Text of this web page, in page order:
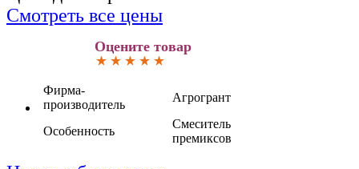
Смотреть все цены
Оцените товар
Фирма-
производитель
Агрогрант
Особенность
Смеситель
премиксов